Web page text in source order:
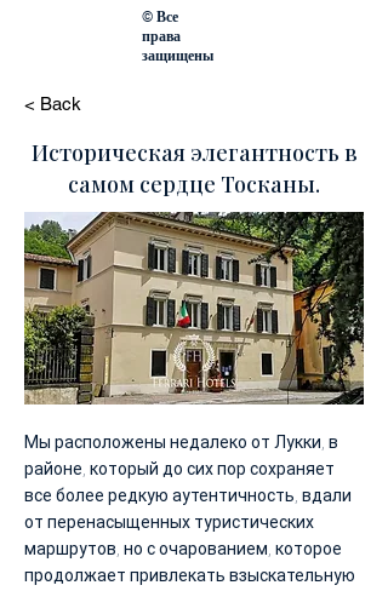
© Все
права
защищены
< Back
Историческая элегантность в
самом сердце Тосканы.
Мы расположены недалеко от Лукки, в
районе, который до сих пор сохраняет
все более редкую аутентичность, вдали
от перенасыщенных туристических
маршрутов, но с очарованием, которое
продолжает привлекать взыскательную